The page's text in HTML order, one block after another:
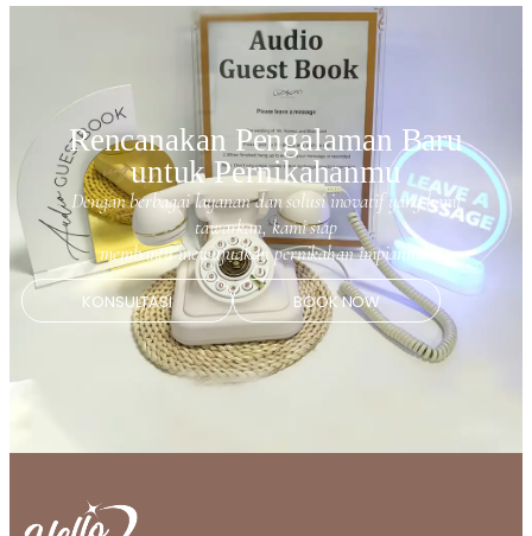
Rencanakan Pengalaman Baru
untuk Pernikahanmu
Dengan berbagai layanan dan solusi inovatif yang kami
tawarkan, kami siap
membantu mewujudkan pernikahan impianmu.
KONSULTASI BOOK NOW